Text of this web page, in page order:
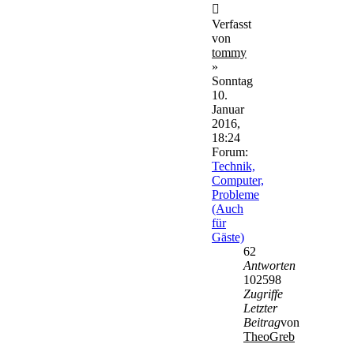
Verfasst
von
tommy
»
Sonntag
10.
Januar
2016,
18:24
Forum:
Technik,
Computer,
Probleme
(Auch
für
Gäste)
62
Antworten
102598
Zugriffe
Letzter
Beitragvon
TheoGreb